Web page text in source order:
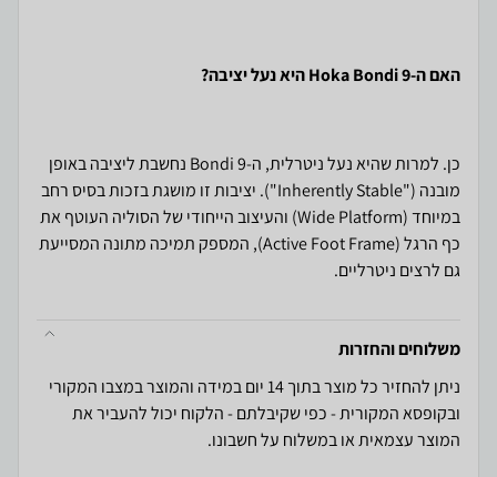
האם ה-Hoka Bondi 9 היא נעל יציבה?
כן. למרות שהיא נעל ניטרלית, ה-Bondi 9 נחשבת ליציבה באופן
מובנה ("Inherently Stable"). יציבות זו מושגת בזכות בסיס רחב
במיוחד (Wide Platform) והעיצוב הייחודי של הסוליה העוטף את
כף הרגל (Active Foot Frame), המספק תמיכה מתונה המסייעת
גם לרצים ניטרליים.
משלוחים והחזרות
ניתן להחזיר כל מוצר בתוך 14 יום במידה והמוצר במצבו המקורי
ובקופסא המקורית - כפי שקיבלתם - הלקוח יכול להעביר את
המוצר עצמאית או במשלוח על חשבונו.